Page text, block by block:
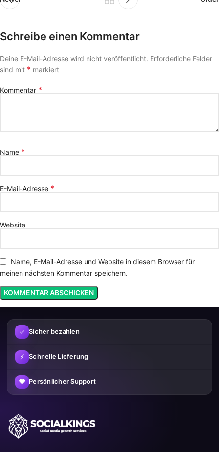
Schreibe einen Kommentar
Deine E-Mail-Adresse wird nicht veröffentlicht. Erforderliche Felder
sind mit * markiert
Kommentar *
Name *
E-Mail-Adresse *
Website
Name, E-Mail-Adresse und Website in diesem Browser für
meinen nächsten Kommentar speichern.
✓ Sicher bezahlen
⚡ Schnelle Lieferung
♥ Persönlicher Support